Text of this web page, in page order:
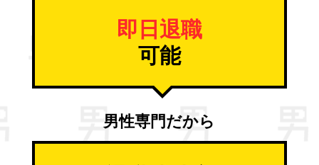
即日退職
可能
男性専門だから